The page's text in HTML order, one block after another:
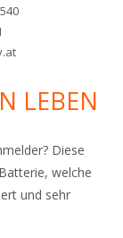
LEBEN
Diese
welche
und sehr